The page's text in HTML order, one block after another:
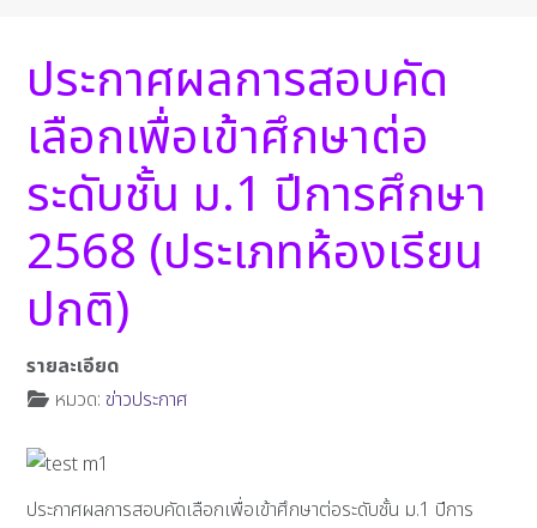
ประกาศผลการสอบคัด
เลือกเพื่อเข้าศึกษาต่อ
ระดับชั้น ม.1 ปีการศึกษา
2568 (ประเภทห้องเรียน
ปกติ)
รายละเอียด
หมวด:ข่าวประกาศ
ประกาศผลการสอบคัดเลือกเพื่อเข้าศึกษาต่อระดับชั้น ม.1 ปีการ